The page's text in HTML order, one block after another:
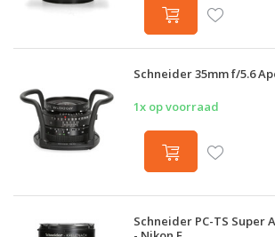
Schneider 35mm f/5.6
1x op voorraad
Schneider PC-TS Super